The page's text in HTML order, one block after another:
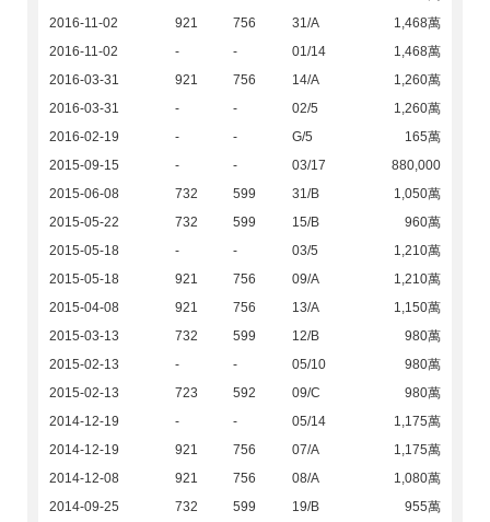
2016-11-02
921 756 31/A
1,468萬
2016-11-02
- - 01/14
1,468萬
2016-03-31
921 756 14/A
1,260萬
2016-03-31
- - 02/5
1,260萬
2016-02-19
- - G/5
165萬
2015-09-15
- - 03/17
880,000
2015-06-08
732 599 31/B
1,050萬
2015-05-22
732 599 15/B
960萬
2015-05-18
- - 03/5
1,210萬
2015-05-18
921 756 09/A
1,210萬
2015-04-08
921 756 13/A
1,150萬
2015-03-13
732 599 12/B
980萬
2015-02-13
- - 05/10
980萬
2015-02-13
723 592 09/C
980萬
2014-12-19
- - 05/14
1,175萬
2014-12-19
921 756 07/A
1,175萬
2014-12-08
921 756 08/A
1,080萬
2014-09-25
732 599 19/B
955萬